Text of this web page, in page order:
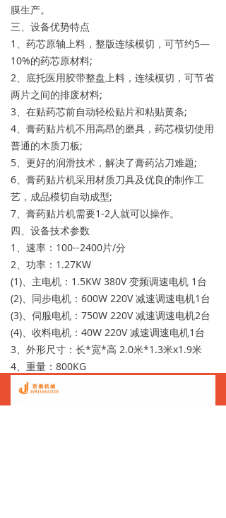
膜生产。
三、设备优势特点
1、药芯原轴上料，整版连续模切，可节约5—
10%的药芯原材料;
2、底托医用胶带整盘上料，连续模切，可节省
两片之间的排废材料;
3、在贴药芯前自动轻松贴片和粘贴黄条;
4、膏药贴片机不用高昂的磨具，药芯模切使用
普通的木质刀板;
5、更好的润滑技术，解决了膏药沾刀难题;
6、膏药贴片机采用材质刀具及优良的制作工
艺，成品模切自动成型;
7、膏药贴片机需要1-2人就可以操作。
四、设备技术参数
1、速率：100--2400片/分
2、功率：1.27KW
(1)、主电机：1.5KW 380V 变频调速电机 1台
(2)、同步电机：600W 220V 减速调速电机1台
(3)、伺服电机：750W 220V 减速调速电机2台
(4)、收料电机：40W 220V 减速调速电机1台
3、外形尺寸：长*宽*高 2.0米*1.3米x1.9米
4、重量：800KG
ꀇ
首页